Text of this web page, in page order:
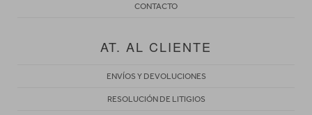
CONTACTO
AT. AL CLIENTE
ENVÍOS Y DEVOLUCIONES
RESOLUCIÓN DE LITIGIOS